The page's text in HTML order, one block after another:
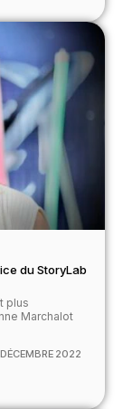
du StoryLab
plus
Marchalot
2022